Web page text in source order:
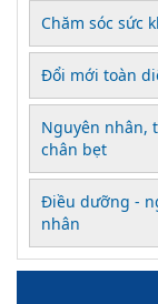
Chăm sóc sức
Đổi mới toàn
Nguyên nhân,
chân bẹt
Điều dưỡng -
nhân